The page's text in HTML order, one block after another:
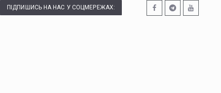
ПІДПИШИСЬ НА НАС У СОЦМЕРЕЖАХ: